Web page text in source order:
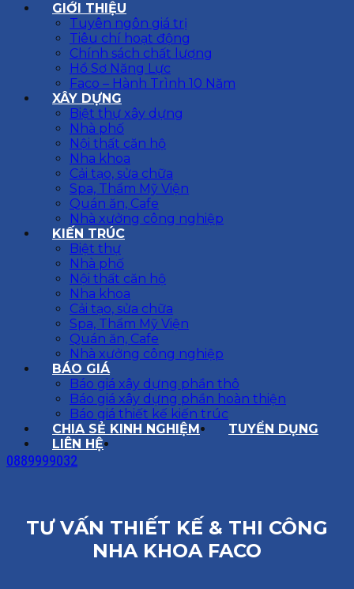
GIỚI THIỆU
Tuyên ngôn giá trị
Tiêu chí hoạt động
Chính sách chất lượng
Hồ Sơ Năng Lực
Faco – Hành Trình 10 Năm
XÂY DỰNG
Biệt thự xây dựng
Nhà phố
Nội thất căn hộ
Nha khoa
Cải tạo, sửa chữa
Spa, Thẩm Mỹ Viện
Quán ăn, Cafe
Nhà xưởng công nghiệp
KIẾN TRÚC
Biệt thự
Nhà phố
Nội thất căn hộ
Nha khoa
Cải tạo, sửa chữa
Spa, Thẩm Mỹ Viện
Quán ăn, Cafe
Nhà xưởng công nghiệp
BÁO GIÁ
Báo giá xây dựng phần thô
Báo giá xây dựng phần hoàn thiện
Báo giá thiết kế kiến trúc
CHIA SẺ KINH NGHIỆM
TUYỂN DỤNG
LIÊN HỆ
0889999032
TƯ VẤN THIẾT KẾ & THI CÔNG
NHA KHOA FACO